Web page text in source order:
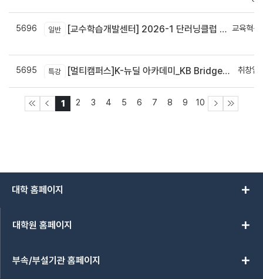
5696 일반 [교수학습개발센터] 2026-1 단러닝클럽 Best Practice 공모전 결과 안내
교육혁신
5695 특강 [멀티캠퍼스]K-뉴딜 아카데미_KB Bridge 과정 취창업
1 2 3 4 5 6 7 8 9 10
대학 홈페이지 add
대학원 홈페이지 add
부속/부설기관 홈페이지 add